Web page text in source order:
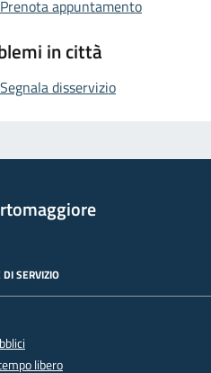
Prenota appuntamento
in città
Segnala disservizio
DI SERVIZIO
libero